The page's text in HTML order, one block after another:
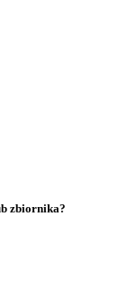
zbiornika?